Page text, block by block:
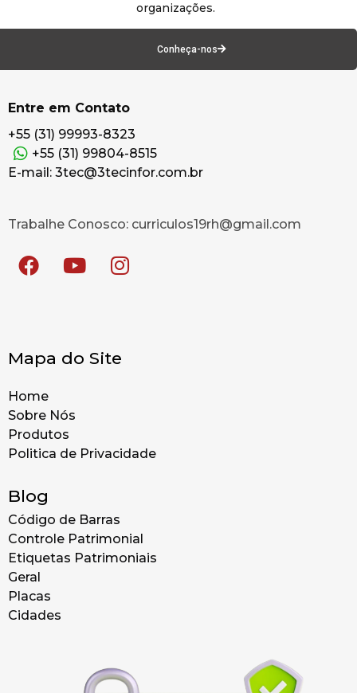
organizações.
Conheça-nos
Entre em Contato
+55 (31) 99993-8323
+55 (31) 99804-8515
E-mail: 3tec@3tecinfor.com.br
Trabalhe Conosco: curriculos19rh@gmail.com
Mapa do Site
Home
Sobre Nós
Produtos
Politica de Privacidade
Blog
Código de Barras
Controle Patrimonial
Etiquetas Patrimoniais
Geral
Placas
Cidades